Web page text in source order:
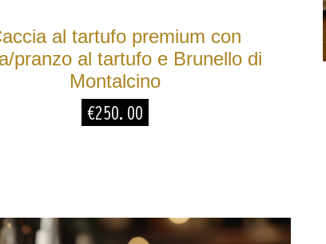
al tartufo premium con
pranzo al tartufo e Brunello di
Montalcino
€250.00